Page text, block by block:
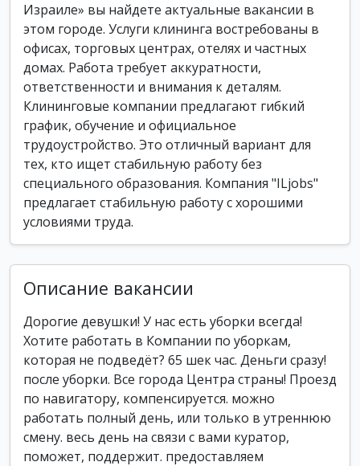
Израиле» вы найдете актуальные вакансии в
этом городе. Услуги клининга востребованы в
офисах, торговых центрах, отелях и частных
домах. Работа требует аккуратности,
ответственности и внимания к деталям.
Клининговые компании предлагают гибкий
график, обучение и официальное
трудоустройство. Это отличный вариант для
тех, кто ищет стабильную работу без
специального образования. Компания "ILjobs"
предлагает стабильную работу с хорошими
условиями труда.
Описание вакансии
Дорогие девушки! У нас есть уборки всегда!
Хотите работать в Компании по уборкам,
которая не подведёт? 65 шек час. Деньги сразу!
после уборки. Все города Центра страны! Проезд
по навигатору, компенсируется. можно
работать полный день, или только в утреннюю
смену. весь день на связи с вами куратор,
поможет, поддержит. предоставляем